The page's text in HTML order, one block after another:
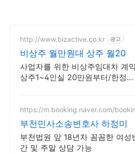
http://www.bizactive.co.kr 광고
비상주 월만원대 상주 월20
사업자를 위한 비상주임대차 계
상주1~4인실 20만원부터/한정이
https://m.booking.naver.com/
부천민사소송변호사 하정미
부천법원 앞 18년차 꼼꼼한 여
간 및 주말 상담 가능